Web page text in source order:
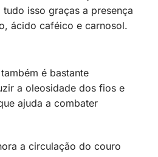
isso graças a presença
ácido caféico e carnosol.
é bastante
a oleosidade dos fios e
ajuda a combater
a circulação do couro